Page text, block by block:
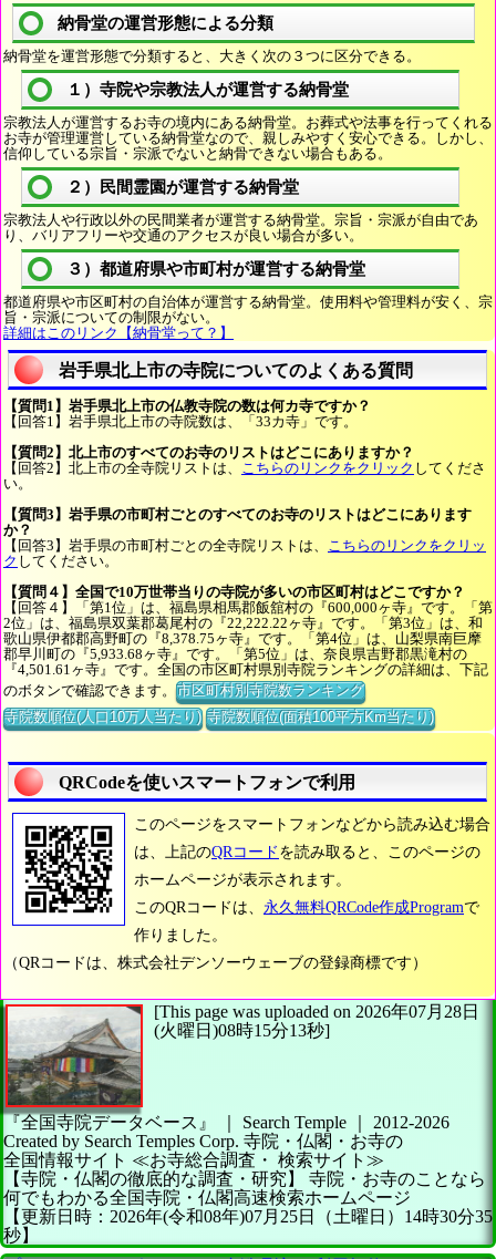
納骨堂の運営形態による分類
納骨堂を運営形態で分類すると、大きく次の３つに区分できる。
１）寺院や宗教法人が運営する納骨堂
宗教法人が運営するお寺の境内にある納骨堂。お葬式や法事を行ってくれる
お寺が管理運営している納骨堂なので、親しみやすく安心できる。しかし、
信仰している宗旨・宗派でないと納骨できない場合もある。
２）民間霊園が運営する納骨堂
宗教法人や行政以外の民間業者が運営する納骨堂。宗旨・宗派が自由であ
り、バリアフリーや交通のアクセスが良い場合が多い。
３）都道府県や市町村が運営する納骨堂
都道府県や市区町村の自治体が運営する納骨堂。使用料や管理料が安く、宗
旨・宗派についての制限がない。
詳細はこのリンク【納骨堂って？】
岩手県北上市の寺院についてのよくある質問
【質問1】岩手県北上市の仏教寺院の数は何カ寺ですか？
【回答1】岩手県北上市の寺院数は、「33カ寺」です。
【質問2】北上市のすべてのお寺のリストはどこにありますか？
【回答2】北上市の全寺院リストは、 こちらのリンクをクリック してくださ
い。
【質問3】岩手県の市町村ごとのすべてのお寺のリストはどこにあります
か？
【回答3】岩手県の市町村ごとの全寺院リストは、 こちらのリンクをクリッ
ク してください。
【質問４】全国で10万世帯当りの寺院が多いの市区町村はどこですか？
【回答４】「第1位」は、福島県相馬郡飯舘村の『600,000ヶ寺』です。「第
2位」は、福島県双葉郡葛尾村の『22,222.22ヶ寺』です。「第3位」は、和
歌山県伊都郡高野町の『8,378.75ヶ寺』です。「第4位」は、山梨県南巨摩
郡早川町の『5,933.68ヶ寺』です。「第5位」は、奈良県吉野郡黒滝村の
『4,501.61ヶ寺』です。全国の市区町村県別寺院ランキングの詳細は、下記
のボタンで確認できます。市区町村別寺院数ランキング
寺院数順位(人口10万人当たり) 寺院数順位(面積100平方Km当たり)
QRCodeを使いスマートフォンで利用
このページをスマートフォンなどから読み込む場合
は、上記のQRコード を読み取ると、このページの
ホームページが表示されます。
このQRコードは、 永久無料QRCode作成Programで
作りました。
（QRコードは、株式会社デンソーウェーブの登録商標です）
[This page was uploaded on 2026年07月28日
(火曜日)08時15分13秒]
『全国寺院データベース』 ｜ Search Temple
2012-2026
Created by Search Temples Corp. 寺院・仏閣・お寺の
全国情報サイト ≪お寺総合調査・ 検索サイト≫
【寺院・仏閣の徹底的な調査・研究】
寺院・お寺のことなら
何でもわかる全国寺院・仏閣高速検索ホームページ
【更新日時：2026年(令和08年)07月25日（土曜日）14時30分35
秒】